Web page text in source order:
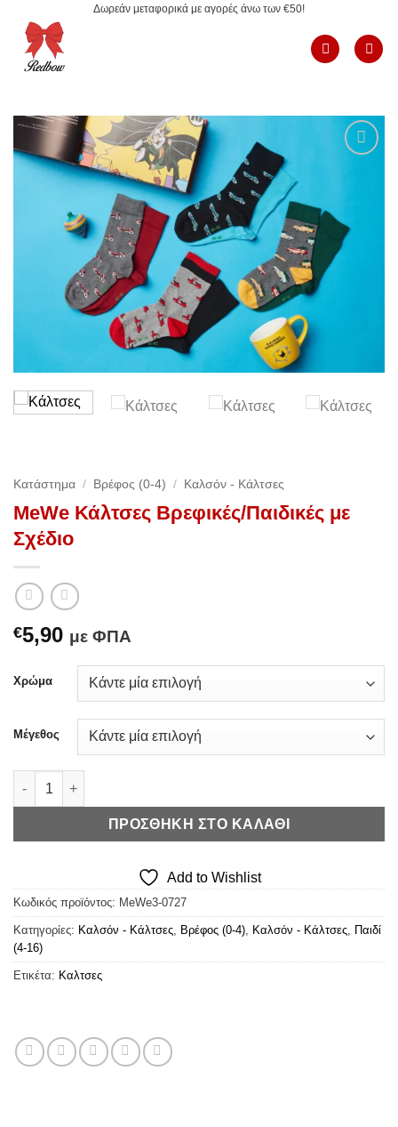
περιεχόμενο
Δωρεάν μεταφορικά με αγορές άνω των €50!
Κατάστημα / Βρέφος (0-4) / Καλσόν - Κάλτσες
MeWe Κάλτσες Βρεφικές/Παιδικές με
Σχέδιο
€5,90 με ΦΠΑ
Χρώμα
Μέγεθος
MeWe Κάλτσες Βρεφικές/Παιδικές με Σχέδιο ποσότητα
ΠΡΟΣΘΉΚΗ ΣΤΟ ΚΑΛΆΘΙ
Add to Wishlist
Κωδικός προϊόντος: MeWe3-0727
Κατηγορίες: Καλσόν - Κάλτσες, Βρέφος (0-4), Καλσόν - Κάλτσες, Παιδί
(4-16)
Ετικέτα: Καλτσες